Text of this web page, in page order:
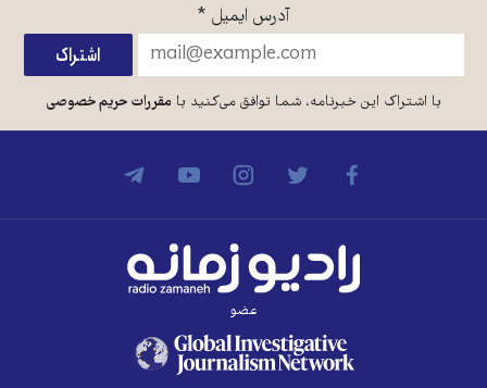
آدرس ایمیل *
با اشتراک این خبرنامه، شما توافق می‌کنید بامقررات حریم خصوصی
عضو